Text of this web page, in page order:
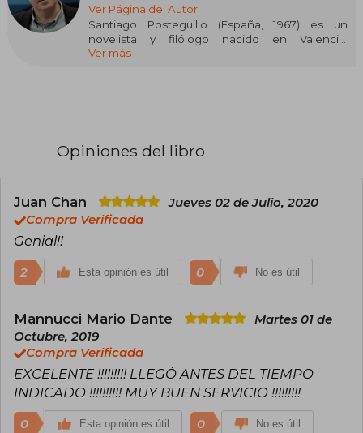
Ver Página del Autor
Santiago Posteguillo (España, 1967) es un
novelista y filólogo nacido en Valencia,
especializado en novela histórica ambientada
de novela histórica en español. Además de su
numerosos ensayos académicos.
Ver más
Opiniones del libro
Juan Chan
Jueves 02 de Julio, 2020
Compra Verificada
Genial!!
2 Esta opinión es útil 0 No es útil
Mannucci Mario Dante
Martes 01 de
Octubre, 2019
Compra Verificada
EXCELENTE !!!!!!!!! LLEGÓ ANTES DEL TIEMPO
INDICADO !!!!!!!!!! MUY BUEN SERVICIO !!!!!!!!!
0 Esta opinión es útil 0 No es útil